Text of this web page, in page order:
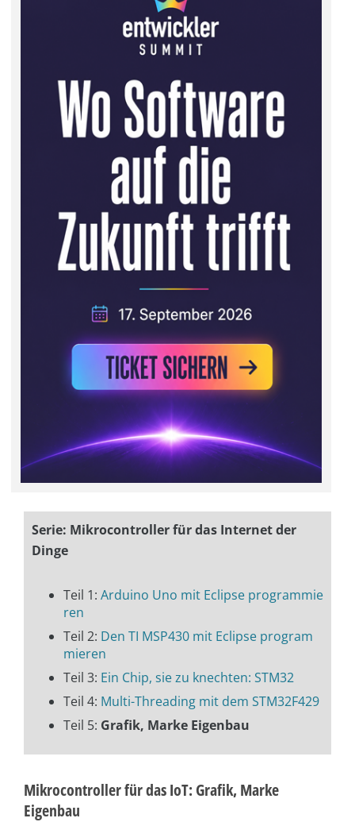
Serie: Mikrocontroller für das Internet der
Dinge
Teil 1: Arduino Uno mit Eclipse programmie
ren
Teil 2: Den TI MSP430 mit Eclipse program
mieren
Teil 3: Ein Chip, sie zu knechten: STM32
Teil 4: Multi-Threading mit dem STM32F429
Teil 5: Grafik, Marke Eigenbau
Mikrocontroller für das IoT: Grafik, Marke
Eigenbau